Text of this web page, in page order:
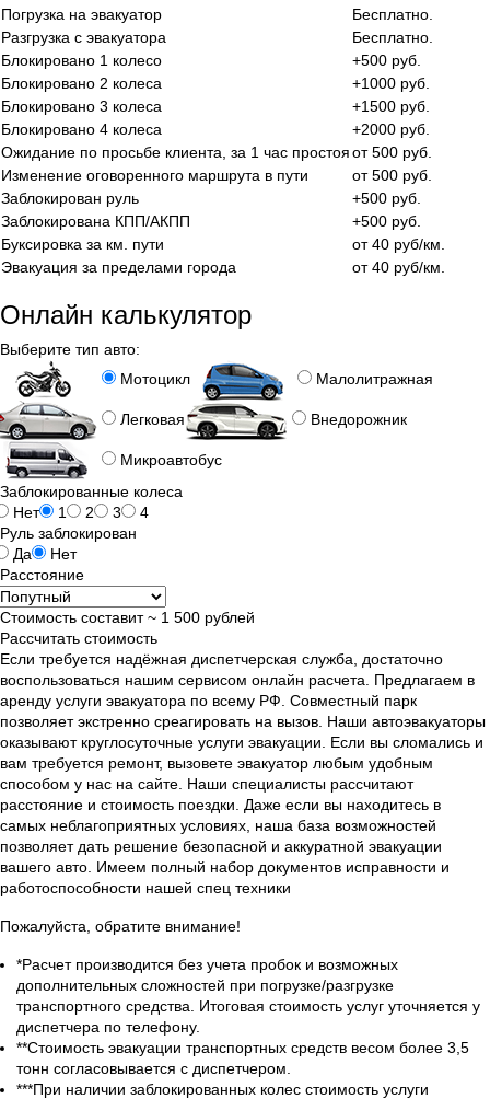
Погрузка на эвакуатор
Бесплатно.
Разгрузка с эвакуатора
Бесплатно.
Блокировано 1 колесо
+500 руб.
Блокировано 2 колеса
+1000 руб.
Блокировано 3 колеса
+1500 руб.
Блокировано 4 колеса
+2000 руб.
Ожидание по просьбе клиента, за 1 час простояот 500 руб.
Изменение оговоренного маршрута в пути
от 500 руб.
Заблокирован руль
+500 руб.
Заблокирована КПП/АКПП
+500 руб.
Буксировка за км. пути
от 40 руб/км.
Эвакуация за пределами города
от 40 руб/км.
Онлайн калькулятор
Выберите тип авто:
Мотоцикл
Малолитражная
Легковая Внедорожник
Микроавтобус
Заблокированные колеса
Нет
1 2 3
4
Руль заблокирован
Да
Нет
Расстояние
Стоимость составит ~ 1 500 рублей
Рассчитать стоимость
Если требуется надёжная диспетчерская служба, достаточно
воспользоваться нашим сервисом онлайн расчета. Предлагаем в
аренду услуги эвакуатора по всему РФ. Совместный парк
позволяет экстренно среагировать на вызов. Наши автоэвакуаторы
оказывают круглосуточные услуги эвакуации. Если вы сломались и
вам требуется ремонт, вызовете эвакуатор любым удобным
способом у нас на сайте. Наши специалисты рассчитают
расстояние и стоимость поездки. Даже если вы находитесь в
самых неблагоприятных условиях, наша база возможностей
позволяет дать решение безопасной и аккуратной эвакуации
вашего авто. Имеем полный набор документов исправности и
работоспособности нашей спец техники
Пожалуйста, обратите внимание!
*Расчет производится без учета пробок и возможных
дополнительных сложностей при погрузке/разгрузке
транспортного средства. Итоговая стоимость услуг уточняется у
диспетчера по телефону.
**Стоимость эвакуации транспортных средств весом более 3,5
тонн согласовывается с диспетчером.
***При наличии заблокированных колес стоимость услуги